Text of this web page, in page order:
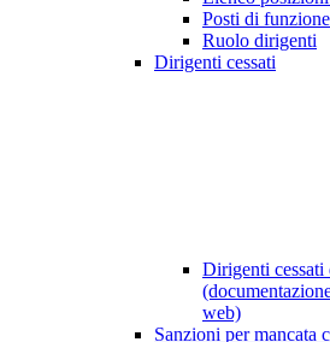
Posti di
Ruolo dirigenti
Dirigenti cessati
Dirigenti
web)
Sanzioni per mancata